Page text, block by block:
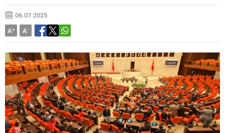
06.07.2025
A+ A-